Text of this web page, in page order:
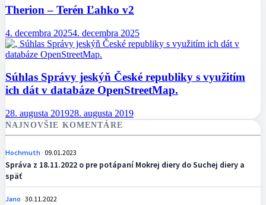
Therion – Terén Ľahko v2
4. decembra 20254. decembra 2025
Súhlas Správy jeskýň České republiky s využitím
ich dát v databáze OpenStreetMap.
28. augusta 201928. augusta 2019
NAJNOVŠIE KOMENTÁRE
Hochmuth 09.01.2023
Správa z 18.11.2022 o pre potápaní Mokrej diery do Suchej diery a
späť
Jano 30.11.2022